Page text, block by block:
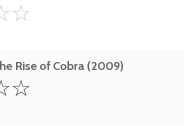
☆
Rise of Cobra (2009)
☆